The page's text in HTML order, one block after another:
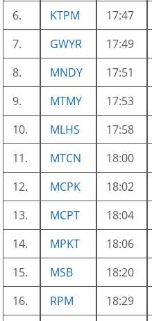
6.
KTPM 17:47
7.
GWYR 17:49
8.
MNDY 17:51
9.
MTMY 17:53
10.
MLHS 17:58
11.
MTCN 18:00
12.
MCPK 18:02
13.
MCPT 18:04
14.
MPKT 18:06
15.
MSB 18:20
16.
RPM 18:29